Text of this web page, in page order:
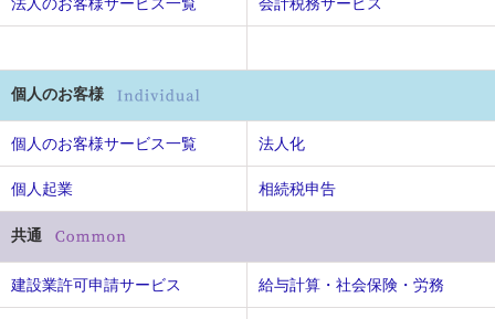
個人のお客様
個人のお客様サービス一覧 法人化
個人起業 相続税申告
共通
建設業許可申請サービス 給与計算・社会保険・労務